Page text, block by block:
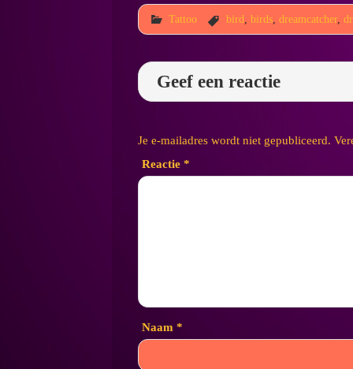
Tattoo bird ,birds ,dreamcatcher,
Geef een reactie
Je e-mailadres wordt niet gepubliceerd.
Reactie *
Naam *